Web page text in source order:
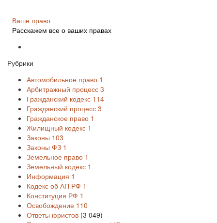
Ваше право
Расскажем все о ваших правах
Рубрики
Автомобильное право 1
Арбитражный процесс 3
Гражданский кодекс 114
Гражданский процесс 3
Гражданское право 1
Жилищный кодекс 1
Законы 103
Законы ФЗ 1
Земельное право 1
Земельный кодекс 1
Информация 1
Кодекс об АП РФ 1
Конституция РФ 1
Освобождение 110
Ответы юристов (3 049)